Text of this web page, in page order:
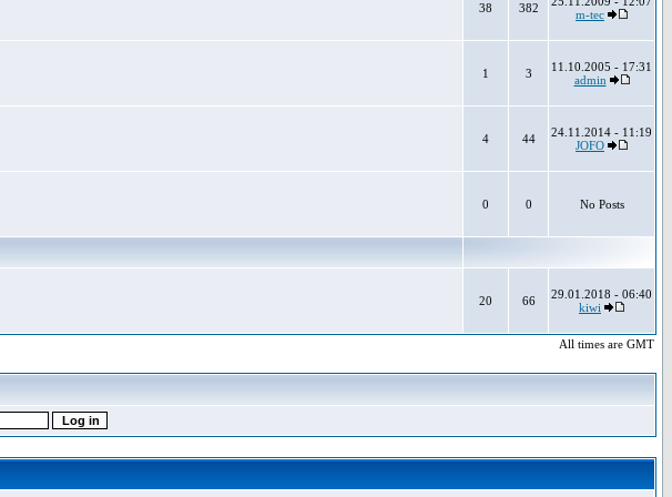
38 382
m-tec
1 3
11.10.2005 - 17:31
admin
4 44
24.11.2014 - 11:19
JOFO
0 0 No Posts
20 66
29.01.2018 - 06:40
kiwi
All times are GMT